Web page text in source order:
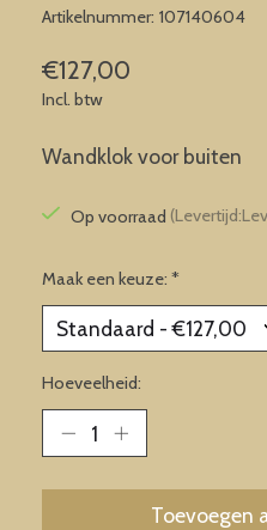
Artikelnummer: 107140604
€127,00
Incl. btw
Wandklok voor buiten
Op voorraad
Maak een keuze: *
Hoeveelheid:
Toevoegen